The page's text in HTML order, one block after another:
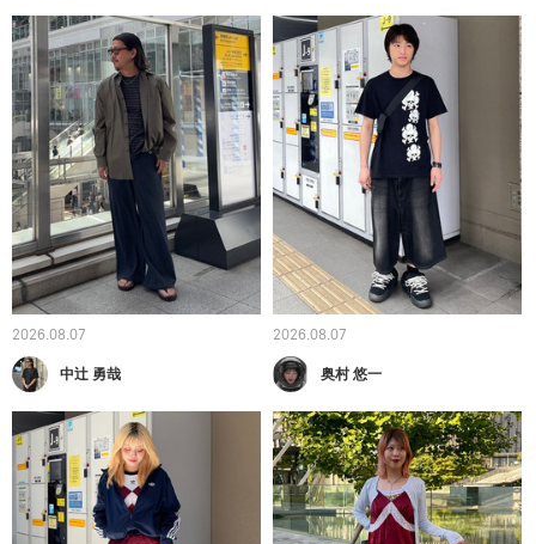
2026.08.07
中辻 勇哉
2026.08.07
奥村 悠一